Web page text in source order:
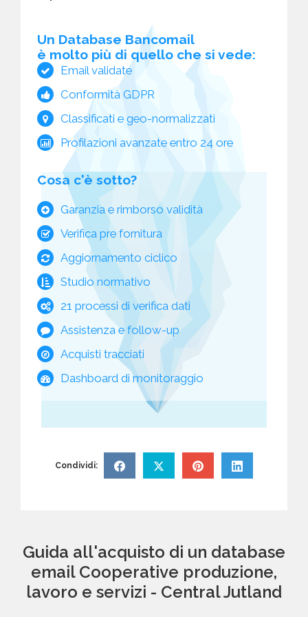
Un Database Bancomail
è molto più di quello che si vede:
Email validate
Conformità GDPR
Classificati e geo-normalizzati
Profilazioni avanzate entro 24 ore
Cosa c'è sotto?
Garanzia e rimborso validità
Verifica pre fornitura
Aggiornamento ciclico
Studio normativo
21 processi di verifica dati
Assistenza e follow-up
Acquisti tracciati
Dashboard di monitoraggio
Condividi:
Guida all'acquisto di un database
email Cooperative produzione,
lavoro e servizi - Central Jutland